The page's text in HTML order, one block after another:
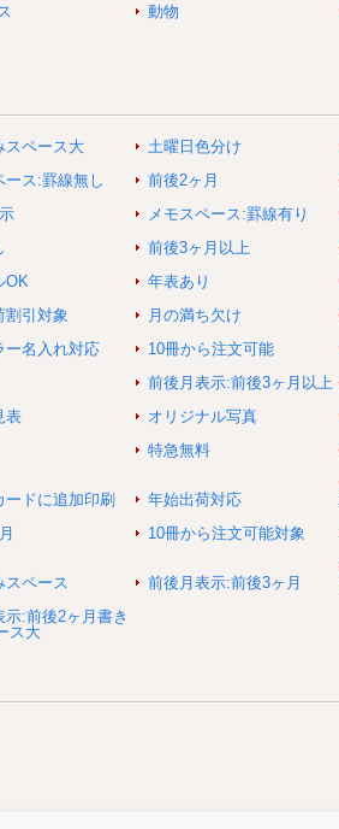
動物
スペース大 土曜日色分け
ース:罫線無し 前後2ヶ月
メモスペース:罫線有り
前後3ヶ月以上
OK 年表あり
割引対象 月の満ち欠け
ー名入れ対応 10冊から注文可能
前後月表示:前後3ヶ月以上
表 オリジナル写真
特急無料
ードに追加印刷 年始出荷対応
10冊から注文可能対象
スペース 前後月表示:前後3ヶ月
示:前後2ヶ月書き
ス大